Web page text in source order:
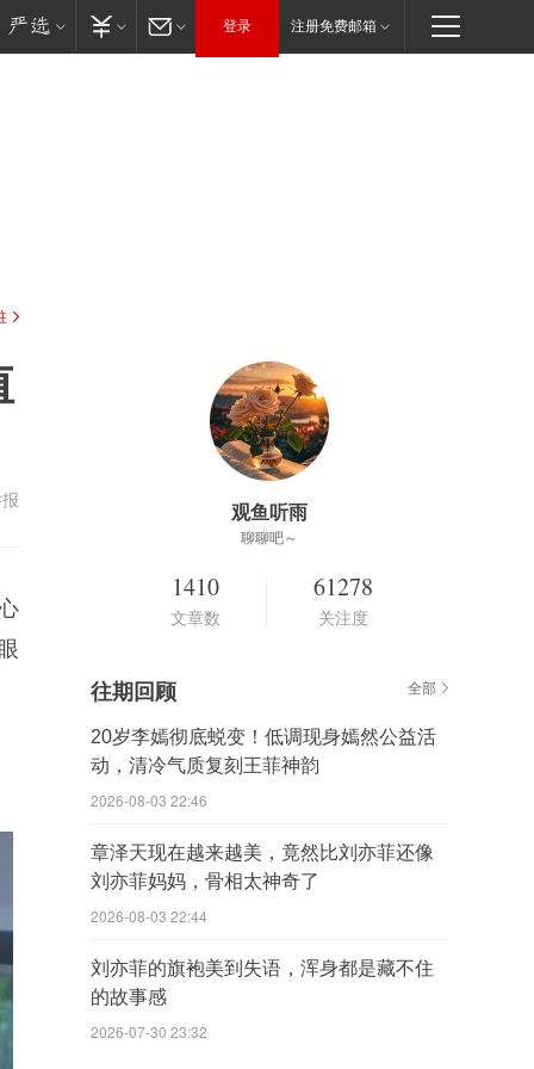
登录 注册免费邮箱
观鱼听雨
聊聊吧～
1410
文章数
61278
关注度
往期回顾 全部
20岁李嫣彻底蜕变！低调现身嫣然公益活
动，清冷气质复刻王菲神韵
2026-08-03 22:46
章泽天现在越来越美，竟然比刘亦菲还像
刘亦菲妈妈，骨相太神奇了
2026-08-03 22:44
刘亦菲的旗袍美到失语，浑身都是藏不住
的故事感
2026-07-30 23:32